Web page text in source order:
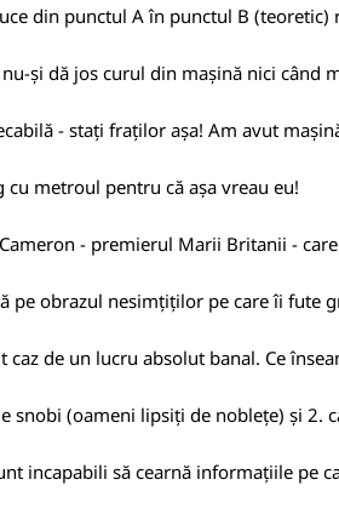
din punctul A în punctul B (teoretic)
și dă jos curul din mașină nici când
- stați fraților așa! Am avut
metroul pentru că așa vreau eu!
- premierul Marii Britanii -
pe obrazul nesimțiților pe care îi fute
de un lucru absolut banal. Ce
snobi (oameni lipsiți de noblețe) și 2.
incapabili să cearnă informațiile pe